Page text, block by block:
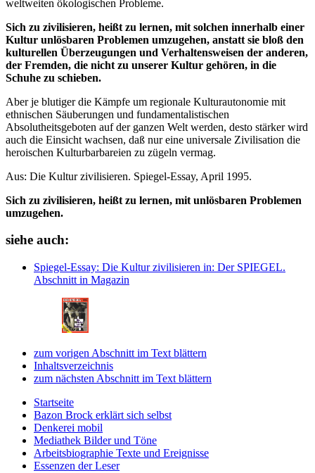
weltweiten ökologischen Probleme.
Sich zu zivilisieren, heißt zu lernen, mit solchen innerhalb einer
Kultur unlösbaren Problemen umzugehen, anstatt sie bloß den
kulturellen Überzeugungen und Verhaltensweisen der anderen,
der Fremden, die nicht zu unserer Kultur gehören, in die
Schuhe zu schieben.
Aber je blutiger die Kämpfe um regionale Kulturautonomie mit
ethnischen Säuberungen und fundamentalistischen
Absolutheitsgeboten auf der ganzen Welt werden, desto stärker wird
auch die Einsicht wachsen, daß nur eine universale Zivilisation die
heroischen Kulturbarbareien zu zügeln vermag.
Aus: Die Kultur zivilisieren. Spiegel-Essay, April 1995.
Sich zu zivilisieren, heißt zu lernen, mit unlösbaren Problemen
umzugehen.
siehe auch:
Spiegel-Essay: Die Kultur zivilisieren in: Der SPIEGEL.
Abschnitt in Magazin
zum vorigen Abschnitt im Text blättern
Inhaltsverzeichnis
zum nächsten Abschnitt im Text blättern
Startseite
Bazon Brock erklärt sich selbst
Denkerei mobil
Mediathek Bilder und Töne
Arbeitsbiographie Texte und Ereignisse
Essenzen der Leser